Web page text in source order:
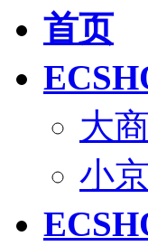
首页
大
小